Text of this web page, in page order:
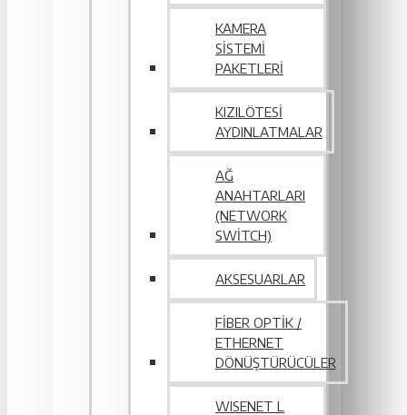
KAMERA
SISTEMI
PAKETLERI
KIZILÖTESI
AYDINLATMALAR
AĞ
ANAHTARLARI
(NETWORK
SWITCH)
AKSESUARLAR
FIBER OPTIK /
ETHERNET
DÖNÜŞTÜRÜCÜLER
WISENET L